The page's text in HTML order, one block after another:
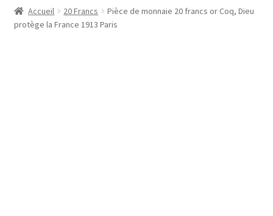
MONNAIES
Accueil 20 Francs
Pièce de monnaie 20 francs or Coq, Dieu
protège la France 1913 Paris